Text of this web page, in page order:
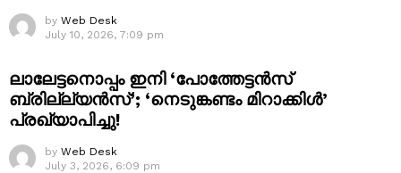
by Web Desk
July 10, 2026, 7:09 pm
ലാലേട്ടനൊപ്പം ഇനി ‘പോത്തേട്ടൻസ്
ബ്രില്ല്യൻസ്’; ‘നെടുങ്കണ്ടം മിറാക്കിൾ’
പ്രഖ്യാപിച്ചു!
by Web Desk
July 3, 2026, 6:09 pm